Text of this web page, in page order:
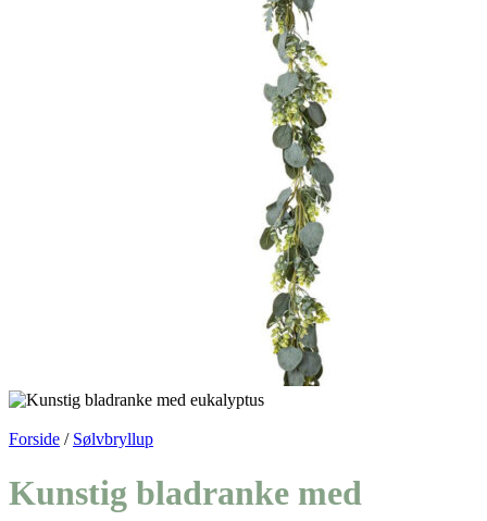
Forside / Sølvbryllup
Kunstig bladranke med